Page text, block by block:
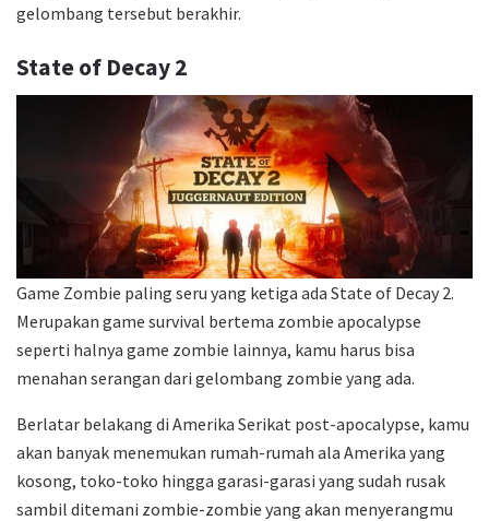
gelombang tersebut berakhir.
State of Decay 2
Game Zombie paling seru yang ketiga ada State of Decay 2.
Merupakan game survival bertema zombie apocalypse
seperti halnya game zombie lainnya, kamu harus bisa
menahan serangan dari gelombang zombie yang ada.
Berlatar belakang di Amerika Serikat post-apocalypse, kamu
akan banyak menemukan rumah-rumah ala Amerika yang
kosong, toko-toko hingga garasi-garasi yang sudah rusak
sambil ditemani zombie-zombie yang akan menyerangmu